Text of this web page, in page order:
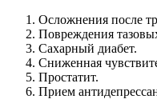
Осложнения после
Повреждения
Сахарный диабет.
Сниженная
Простатит.
Прием